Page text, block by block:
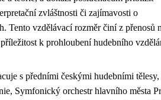
zvláštnosti či zajímavosti o
Tento vzdělávací rozměr činí z přenosů
k prohloubení hudebního
s předními českými hudebními
Symfonický orchestr hlavního města